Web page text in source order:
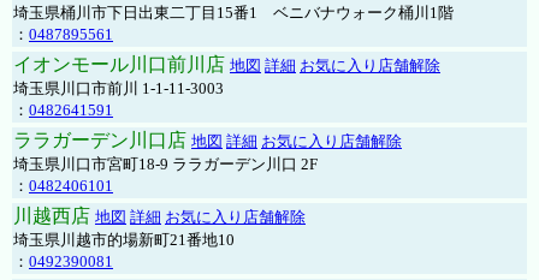
埼玉県桶川市下日出東二丁目15番1 ベニバナウォーク桶川1階
： 0487895561
イオンモール川口前川店 地図 詳細 お気に入り店舗解除
埼玉県川口市前川 1-1-11-3003
： 0482641591
ララガーデン川口店 地図 詳細 お気に入り店舗解除
埼玉県川口市宮町18-9 ララガーデン川口 2F
： 0482406101
川越西店 地図 詳細 お気に入り店舗解除
埼玉県川越市的場新町21番地10
： 0492390081